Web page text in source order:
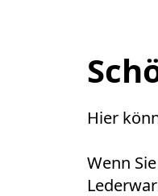
Hier
Wenn